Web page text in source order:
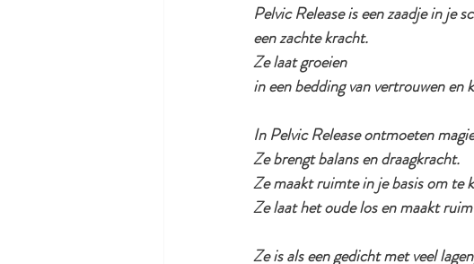
Pelvic Release is een zaadje in je
een zachte kracht.
Ze laat groeien
in een bedding van vertrouwen en
In Pelvic Release ontmoeten
Ze brengt balans en draagkracht.
Ze maakt ruimte in je basis om te
Ze laat het oude los en maakt
Ze is als een gedicht met veel